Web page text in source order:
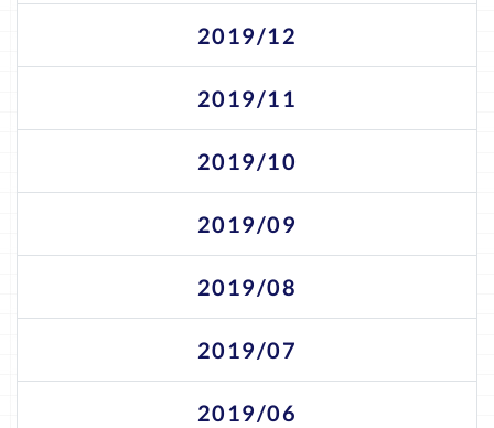
2019/12
2019/11
2019/10
2019/09
2019/08
2019/07
2019/06